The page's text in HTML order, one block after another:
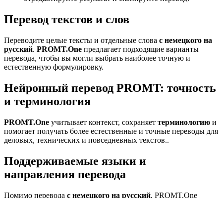
Перевод текстов и слов
Переводите целые тексты и отдельные слова с немецкого на
русский. PROMT.One предлагает подходящие варианты
перевода, чтобы вы могли выбрать наиболее точную и
естественную формулировку.
Нейронный перевод PROMT: точность
и терминология
PROMT.One учитывает контекст, сохраняет терминологию и
помогает получать более естественные и точные переводы для
деловых, технических и повседневных текстов..
Поддерживаемые языки и
направления перевода
Помимо перевода с немецкого на русский, PROMT.One